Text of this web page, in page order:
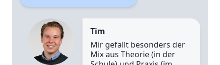
Tim
Mir gefällt besonders der
Mix aus Theorie (in der